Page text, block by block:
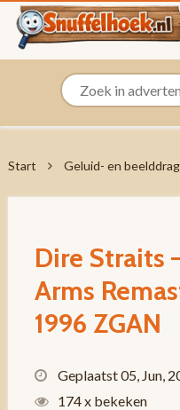
Start Geluid- en
Dire Straits
Arms
1996 ZGAN
Geplaatst 05, Jun,
174 x bekeken